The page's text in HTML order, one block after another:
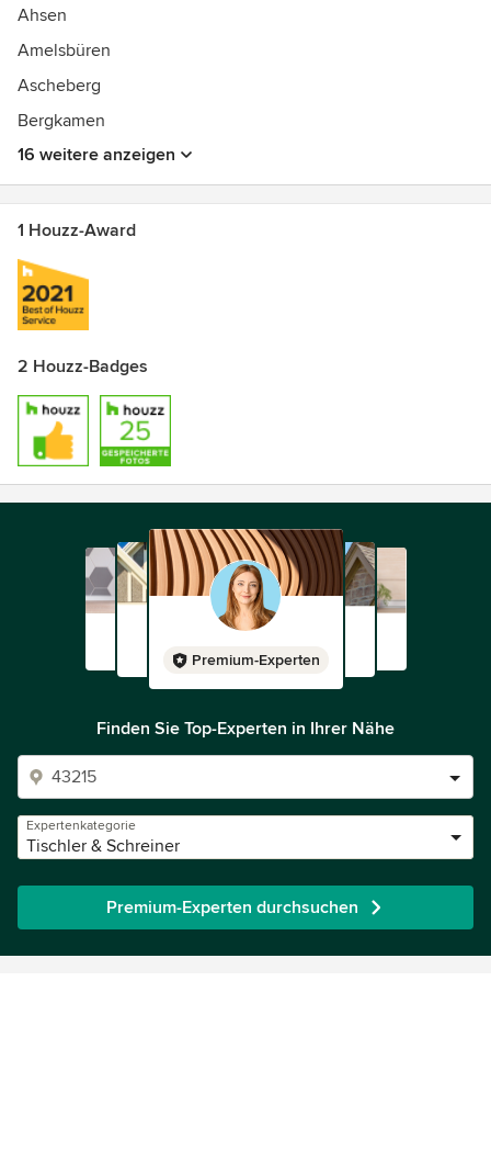
Ahsen
Amelsbüren
Ascheberg
Bergkamen
16 weitere anzeigen
1 Houzz-Award
2 Houzz-Badges
Premium-Experten
Finden Sie Top-Experten in Ihrer Nähe
Expertenkategorie
Tischler & Schreiner
Premium-Experten durchsuchen